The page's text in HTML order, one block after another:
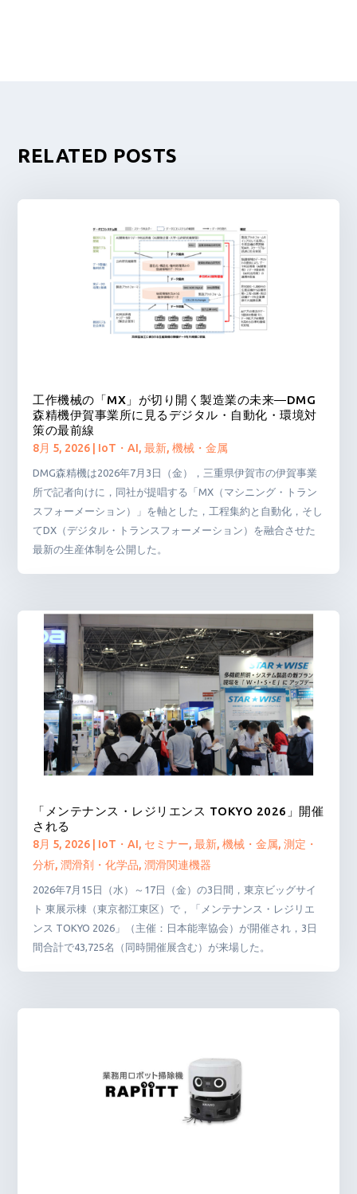
RELATED POSTS
工作機械の「MX」が切り開く製造業の未来―DMG
森精機伊賀事業所に見るデジタル・自動化・環境対
策の最前線
8月 5, 2026 | IoT・AI,最新,機械・金属
DMG森精機は2026年7月3日（金），三重県伊賀市の伊賀事業
所で記者向けに，同社が提唱する「MX（マシニング・トラン
スフォーメーション）」を軸とした，工程集約と自動化，そし
てDX（デジタル・トランスフォーメーション）を融合させた
最新の生産体制を公開した。
「メンテナンス・レジリエンス TOKYO 2026」開催
される
8月 5, 2026 IoT・AI, セミナー,最新,機械・金属,測定・
分析,潤滑剤・化学品,潤滑関連機器
2026年7月15日（水）～17日（金）の3日間，東京ビッグサイ
ト 東展示棟（東京都江東区）で，「メンテナンス・レジリエ
ンス TOKYO 2026」（主催：日本能率協会）が開催され，3日
間合計で43,725名（同時開催展含む）が来場した。